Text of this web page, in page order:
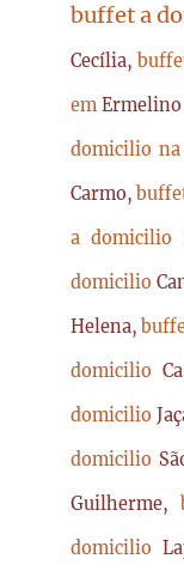
buffet a
Cecília,
em
domicilio na
Carmo,
a domicilio
domicilio
Helena,
domicilio
domicilio
domicilio
Guilherme,
domicilio